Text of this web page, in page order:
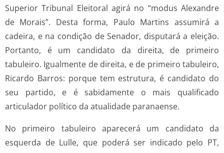
Superior Tribunal Eleitoral agirá no “modus Alexandre
de Morais”. Desta forma, Paulo Martins assumirá a
cadeira, e na condição de Senador, disputará a eleição.
Portanto, é um candidato da direita, de primeiro
tabuleiro. Igualmente de direita, e de primeiro tabuleiro,
Ricardo Barros: porque tem estrutura, é candidato do
seu partido, e é sabidamente o mais qualificado
articulador político da atualidade paranaense.
No primeiro tabuleiro aparecerá um candidato da
esquerda de Lulle, que poderá ser indicado pelo PT,